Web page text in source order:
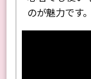
のが魅力です。